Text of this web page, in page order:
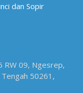
dan Sopir
RW 09, Ngesrep,
Tengah 50261,